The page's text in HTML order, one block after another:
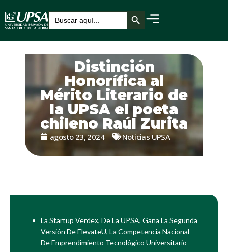
Buscar: Botón de búsqueda
Distinción
Honorífica al
Mérito Literario de
la UPSA el poeta
chileno Raúl Zurita
agosto 23, 2024 Noticias UPSA
La Startup Verdex, De La UPSA, Gana La Segunda
Versión De ElevateU, La Competencia Nacional
De Emprendimiento Tecnológico Universitario